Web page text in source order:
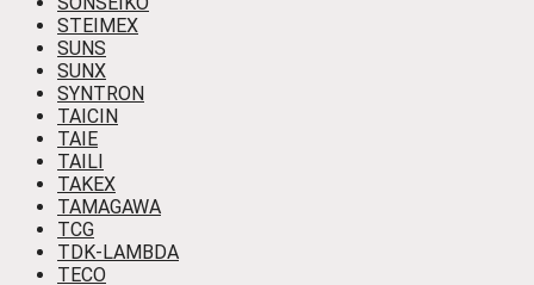
STEIMEX
SUNS
SUNX
SYNTRON
TAICIN
TAIE
TAILI
TAKEX
TAMAGAWA
TCG
TDK-LAMBDA
TECO